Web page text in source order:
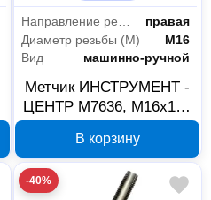
правая
Диаметр резьбы (М)
М16
Вид
машинно-ручной
Метчик ИНСТРУМЕНТ -
ЦЕНТР М7636, М16х1.5,
ручной
В корзину
-40%